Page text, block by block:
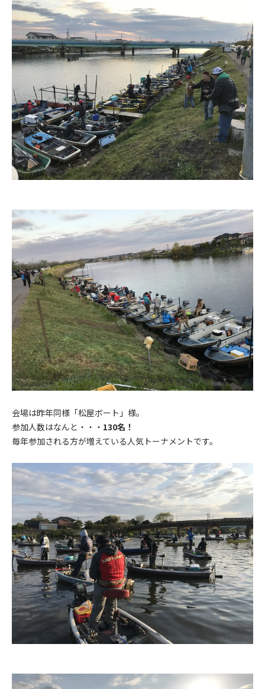
会場は昨年同様「松屋ボート」様。
参加人数はなんと・・・ 130名！
毎年参加される方が増えている人気トーナメントです。